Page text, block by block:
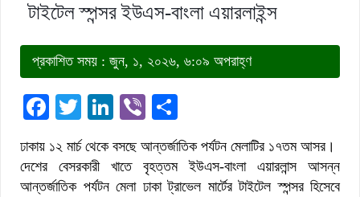
টাইটেল স্পন্সর ইউএস-বাংলা এয়ারলাইন্স
প্রকাশিত সময় : জুন, ১, ২০২৬, ৬:০৯ অপরাহ্ণ
Facebook
TwitterLinkedIn
Viber
ঢাকায় ১২ মার্চ থেকে বসছে আন্তর্জাতিক পর্যটন মেলাটির ১৭তম আসর।
দেশের বেসরকারী খাতে বৃহত্তম ইউএস-বাংলা এয়ারলান্স আসন্ন
আন্তর্জাতিক পর্যটন মেলা ঢাকা ট্রাভেল মার্টের টাইটেল স্পন্সর হিসেবে